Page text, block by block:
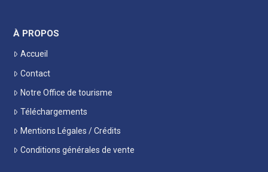
À PROPOS
Accueil
Contact
Notre Office de tourisme
Téléchargements
Mentions Légales / Crédits
Conditions générales de vente